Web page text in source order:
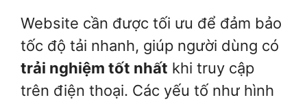
Website cần được tối ưu để đảm bảo
tốc độ tải nhanh, giúp người dùng có
trải nghiệm tốt nhất khi truy cập
trên điện thoại. Các yếu tố như hình